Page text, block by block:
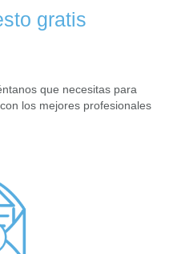
gratis
que necesitas para
los mejores profesionales